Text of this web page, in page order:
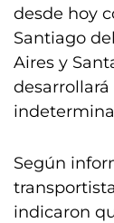
desde hoy
Santiago
Aires y
Según
indicaron